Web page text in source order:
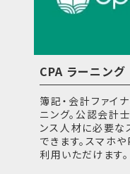
CPA ラーニング
簿記・会計ファイ
ニング。公認会計
ンス人材に必要な
できます。スマホ
利用いただけます。